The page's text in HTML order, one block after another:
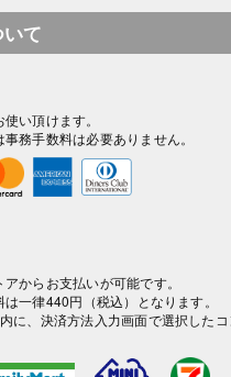
て
い頂けます。
務手数料は必要ありません。
からお支払いが可能です。
一律440円（税込）となります。
に、決済方法入力画面で選択した